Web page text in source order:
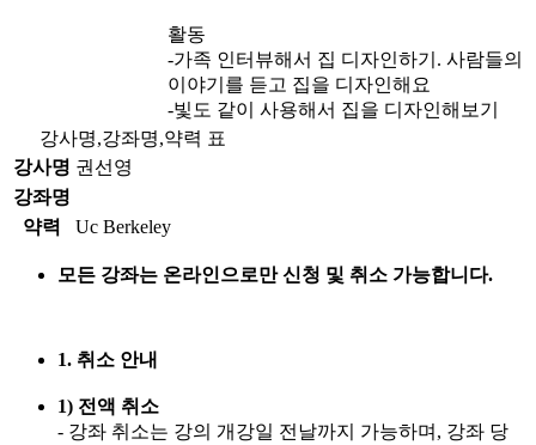
활동
-가족 인터뷰해서 집 디자인하기. 사람들의
이야기를 듣고 집을 디자인해요
-빛도 같이 사용해서 집을 디자인해보기
강사명,강좌명,약력 표
강사명 권선영
강좌명
약력
Uc Berkeley
모든 강좌는 온라인으로만 신청 및 취소 가능합니다.
1. 취소 안내
1) 전액 취소
- 강좌 취소는 강의 개강일 전날까지 가능하며, 강좌 당